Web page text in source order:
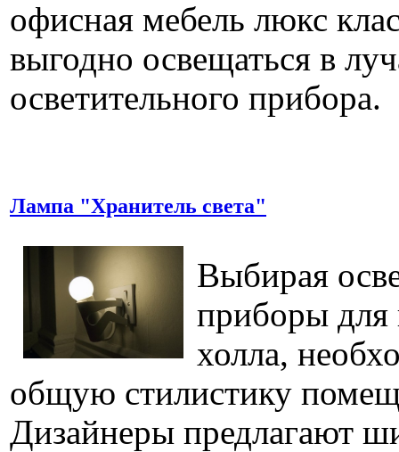
офисная мебель люкс
выгодно освещаться в
осветительного прибора.
Лампа "Хранитель света"
Выбирая
приборы
холла,
общую стилистику
Дизайнеры предлагают